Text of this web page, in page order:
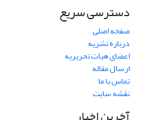
دسترسی سریع
صفحه اصلی
درباره نشریه
اعضای هیات تحریریه
ارسال مقاله
تماس با ما
نقشه سایت